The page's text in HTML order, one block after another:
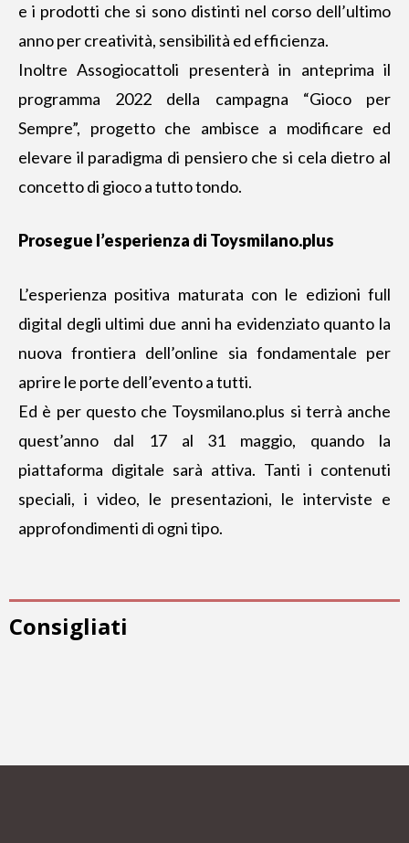
e i prodotti che si sono distinti nel corso dell’ultimo
anno per creatività, sensibilità ed efficienza.
Inoltre Assogiocattoli presenterà in anteprima il
programma 2022 della campagna “Gioco per
Sempre”, progetto che ambisce a modificare ed
elevare il paradigma di pensiero che si cela dietro al
concetto di gioco a tutto tondo.
Prosegue l’esperienza di Toysmilano.plus
L’esperienza positiva maturata con le edizioni full
digital degli ultimi due anni ha evidenziato quanto la
nuova frontiera dell’online sia fondamentale per
aprire le porte dell’evento a tutti.
Ed è per questo che Toysmilano.plus si terrà anche
quest’anno dal 17 al 31 maggio, quando la
piattaforma digitale sarà attiva. Tanti i contenuti
speciali, i video, le presentazioni, le interviste e
approfondimenti di ogni tipo.
Consigliati